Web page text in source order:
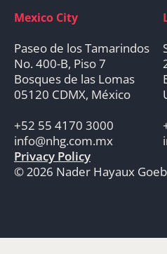
Mexico City
Paseo de los Tamarindos
No. 400-B, Piso 7
Bosques de las Lomas
05120 CDMX, México
+52 55 4170 3000
info@nhg.com.mx
Privacy Policy
© 2026 Nader Hayaux